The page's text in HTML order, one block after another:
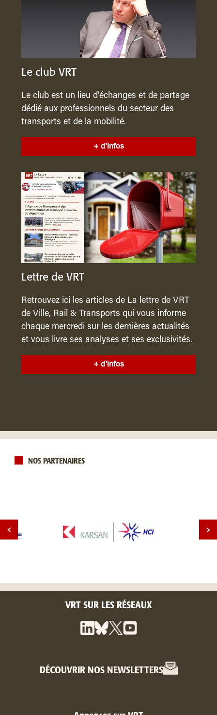
Le club VRT
Le club est un lieu d’échanges et de partage
dédié aux professionnels du secteur des
transports et de la mobilité.
+ d'infos
Lettre de VRT
Retrouvez ici les articles de La lettre de VRT
de Ville, Rail & Transports qui vous informe
chaque mercredi sur les dernières actualités
et vous livre ses analyses et ses exclusivités.
+ d'infos
NOS PARTENAIRES
VRT SUR LES RÉSEAUX
DÉCOUVRIR NOS NEWSLETTERS